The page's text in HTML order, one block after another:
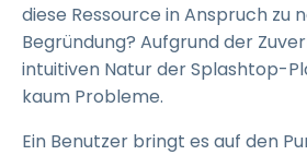
diese Ressource in Anspruch zu
Begründung? Aufgrund der
intuitiven Natur der Splashtop-
kaum Probleme.
Ein Benutzer bringt es auf den